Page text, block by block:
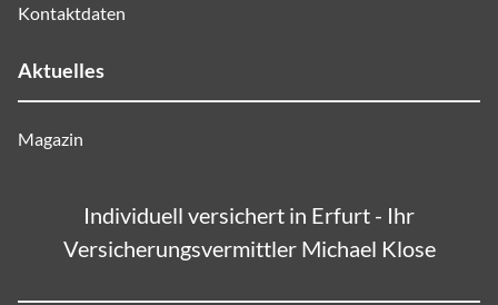
Kontaktdaten
Aktuelles
Magazin
Individuell versichert in Erfurt - Ihr
Versicherungsvermittler Michael Klose